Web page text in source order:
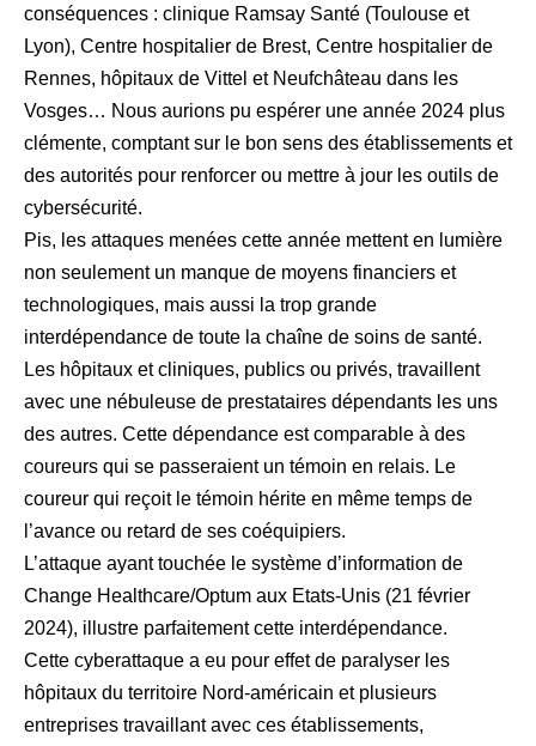
conséquences : clinique Ramsay Santé (Toulouse et
Lyon), Centre hospitalier de Brest, Centre hospitalier de
Rennes, hôpitaux de Vittel et Neufchâteau dans les
Vosges… Nous aurions pu espérer une année 2024 plus
clémente, comptant sur le bon sens des établissements et
des autorités pour renforcer ou mettre à jour les outils de
cybersécurité.
Pis, les attaques menées cette année mettent en lumière
non seulement un manque de moyens financiers et
technologiques, mais aussi la trop grande
interdépendance de toute la chaîne de soins de santé.
Les hôpitaux et cliniques, publics ou privés, travaillent
avec une nébuleuse de prestataires dépendants les uns
des autres. Cette dépendance est comparable à des
coureurs qui se passeraient un témoin en relais. Le
coureur qui reçoit le témoin hérite en même temps de
l’avance ou retard de ses coéquipiers.
L’attaque ayant touchée le système d’information de
Change Healthcare/Optum aux Etats-Unis (21 février
2024), illustre parfaitement cette interdépendance.
Cette cyberattaque a eu pour effet de paralyser les
hôpitaux du territoire Nord-américain et plusieurs
entreprises travaillant avec ces établissements,